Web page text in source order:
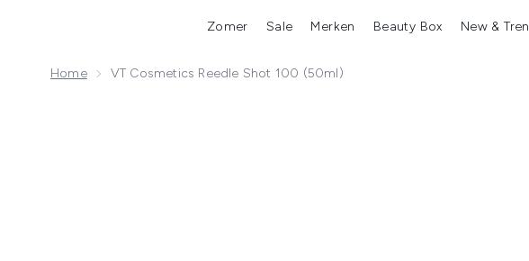
Zomer
Enter submenu (Zomer)
Sale
Enter submenu (Sale)
Merken
Enter submenu (Merken)
Beauty Box New &
Home VT Cosmetics Reedle Shot 100 (50ml)